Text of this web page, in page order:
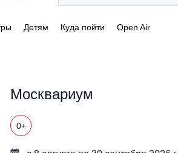
Детям Куда пойти Open Air
Москвариум
0+